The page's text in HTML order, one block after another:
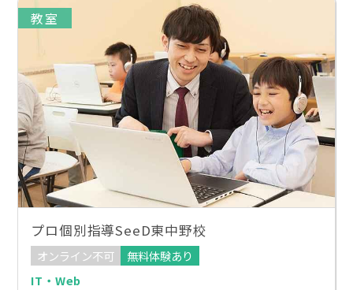
教室
プロ個別指導SeeD東中野校
オンライン不可
無料体験あり
IT・Web